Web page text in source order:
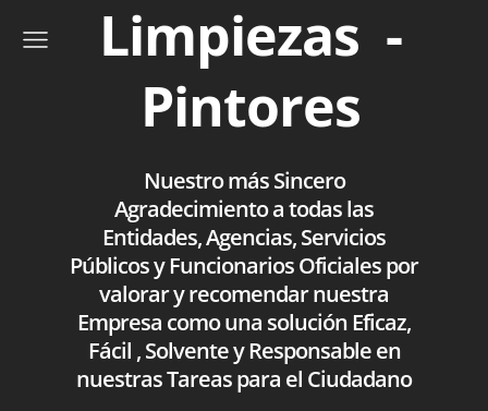
Limpiezas -
Pintores
Nuestro más Sincero
Agradecimiento a todas las
Entidades, Agencias, Servicios
Públicos y Funcionarios Oficiales por
valorar y recomendar nuestra
Empresa como una solución Eficaz,
Fácil , Solvente y Responsable en
nuestras Tareas para el Ciudadano